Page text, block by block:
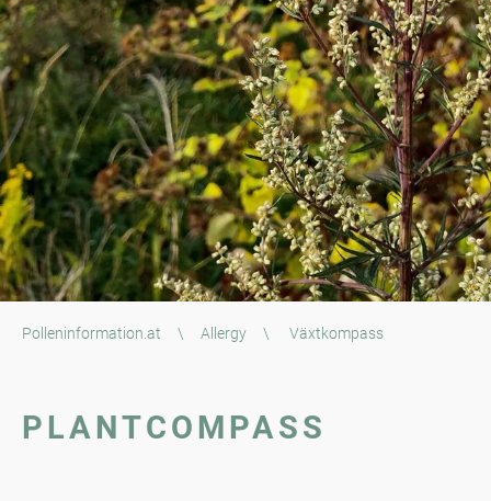
Polleninformation.at \ Allergy \ Växtkompass
PLANTCOMPASS